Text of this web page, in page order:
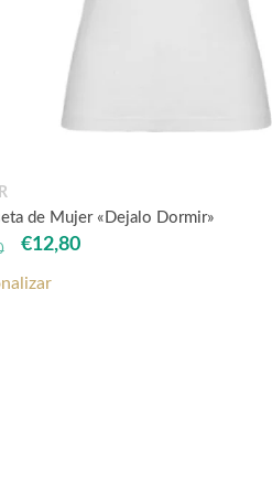
de Mujer «Dejalo Dormir»
El
€12,80El